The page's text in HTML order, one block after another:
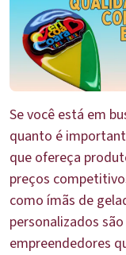
Se você está em
quanto é
que ofereça
preços
como ímãs de
personalizados
empreendedores